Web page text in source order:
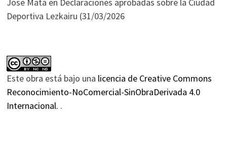
Deportiva Lezkairu (31/03/2026
Este obra está bajo una licencia de Creative Commons
Reconocimiento-NoComercial-SinObraDerivada 4.0
Internacional. .